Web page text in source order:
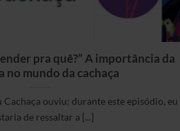
pra quê?” A importância da
no mundo da cachaça
Cachaça ouviu: durante este episódio, eu
de ressaltar a [...]